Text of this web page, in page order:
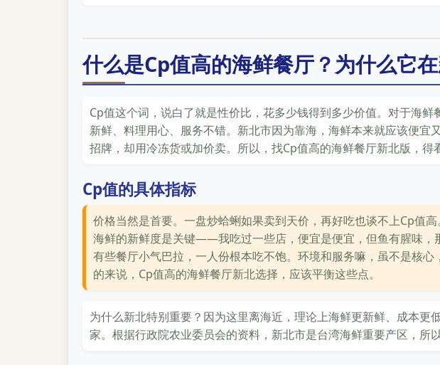
什么是Cp值高的海鲜餐厅？为什么它
Cp值这个词，说白了就是性价比，花多少钱得到多少价值。对于海
新鲜、料理用心、服务不错。新北市因为靠海，海鲜本来就应该便宜
招牌，却用冷冻货或加价卖。所以，找Cp值高的海鲜餐厅新北版，得
Cp值的具体指标
价格当然是首要。一盘炒蛤蜊如果卖到天价，再好吃也谈不上Cp值高
海鲜的新鲜度是关键——我吃过一些店，便宜是便宜，但鱼有腥味，
有些餐厅小气巴拉，一人份根本吃不饱。环境和服务嘛，虽不是核
的来说，Cp值高的海鲜餐厅新北选择，应该平衡这些点。
为什么新北特别重要？因为这里离海近，理论上海鲜更新鲜、成本更
家。根据行政院农业委员会的资料，新北市是台湾海鲜重要产区，所